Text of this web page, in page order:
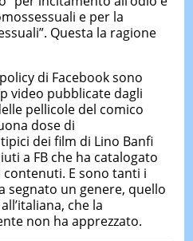
e per la
Questa la ragione
di Facebook sono
video pubblicate dagli
pellicole del comico
dose di
tipici dei film di Lino Banfi
a FB che ha catalogato
contenuti. E sono tanti i
segnato un genere, quello
che la
non ha apprezzato.